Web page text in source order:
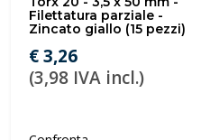
Filettatura parziale -
Zincato giallo (15 pezzi)
€ 3,26
(3,98 IVA incl.)